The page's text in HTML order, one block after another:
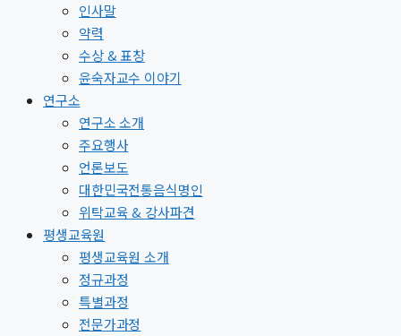
인사말
약력
수상 & 표창
윤숙자교수 이야기
연구소
연구소 소개
주요행사
언론보도
대한민국전통음식명인
위탁교육 & 강사파견
평생교육원
평생교육원 소개
정규과정
특별과정
전문가과정